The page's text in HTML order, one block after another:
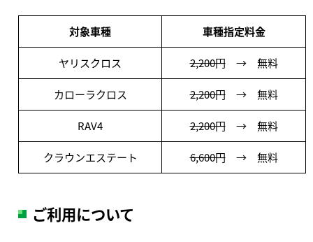
対象車種 車種指定料金
ヤリスクロス 2,200円→ 無料
カローラクロス 2,200円→ 無料
RAV4 2,200円→ 無料
クラウンエステート 6,600円→ 無料
ご利用について